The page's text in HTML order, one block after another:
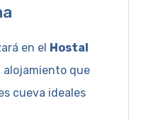
en el Hostal
alojamiento que
cueva ideales